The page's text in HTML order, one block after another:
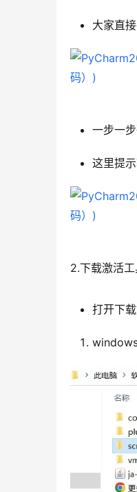
大家直
一步一
这里提
2.下载激活
打开下